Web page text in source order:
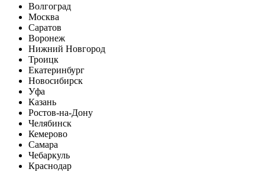
Волгоград
Москва
Саратов
Воронеж
Нижний Новгород
Троицк
Екатеринбург
Новосибирск
Уфа
Казань
Ростов-на-Дону
Челябинск
Кемерово
Самара
Чебаркуль
Краснодар